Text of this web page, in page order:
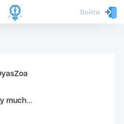
Войти
youtube.com faceapple !